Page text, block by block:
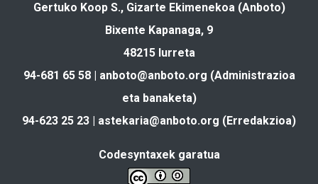
Gertuko Koop S., Gizarte Ekimenekoa (Anboto)
Bixente Kapanaga, 9
48215 Iurreta
94-681 65 58 | anboto@anboto.org (Administrazioa
eta banaketa)
94-623 25 23 | astekaria@anboto.org (Erredakzioa)
Codesyntaxek garatua